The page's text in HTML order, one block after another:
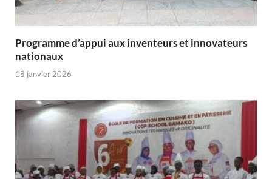
Programme d’appui aux inventeurs et innovateurs
nationaux
18 janvier 2026